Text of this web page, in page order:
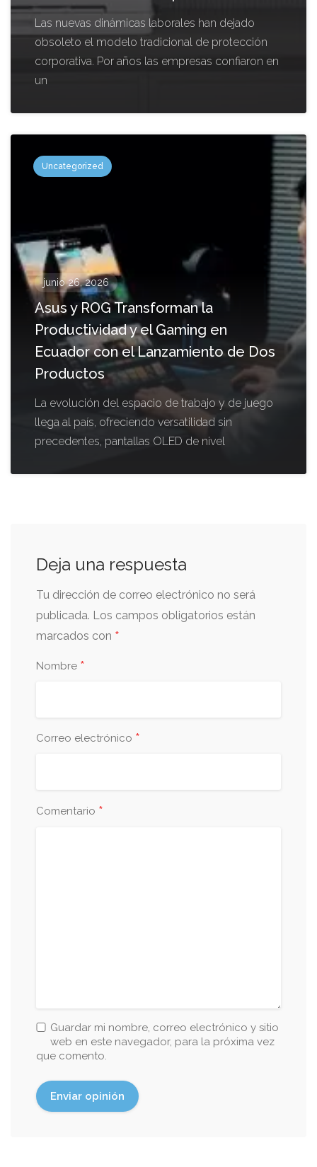
Las nuevas dinámicas laborales han dejado
obsoleto el modelo tradicional de protección
corporativa. Por años las empresas confiaron en
un
Uncategorized
junio 26, 2026
Asus y ROG Transforman la
Productividad y el Gaming en
Ecuador con el Lanzamiento de Dos
Productos
La evolución del espacio de trabajo y de juego
llega al país, ofreciendo versatilidad sin
precedentes, pantallas OLED de nivel
Deja una respuesta
Tu dirección de correo electrónico no será
publicada. Los campos obligatorios están
marcados con *
Nombre *
Correo electrónico *
Comentario *
Guardar mi nombre, correo electrónico y sitio
web en este navegador, para la próxima vez
que comento.